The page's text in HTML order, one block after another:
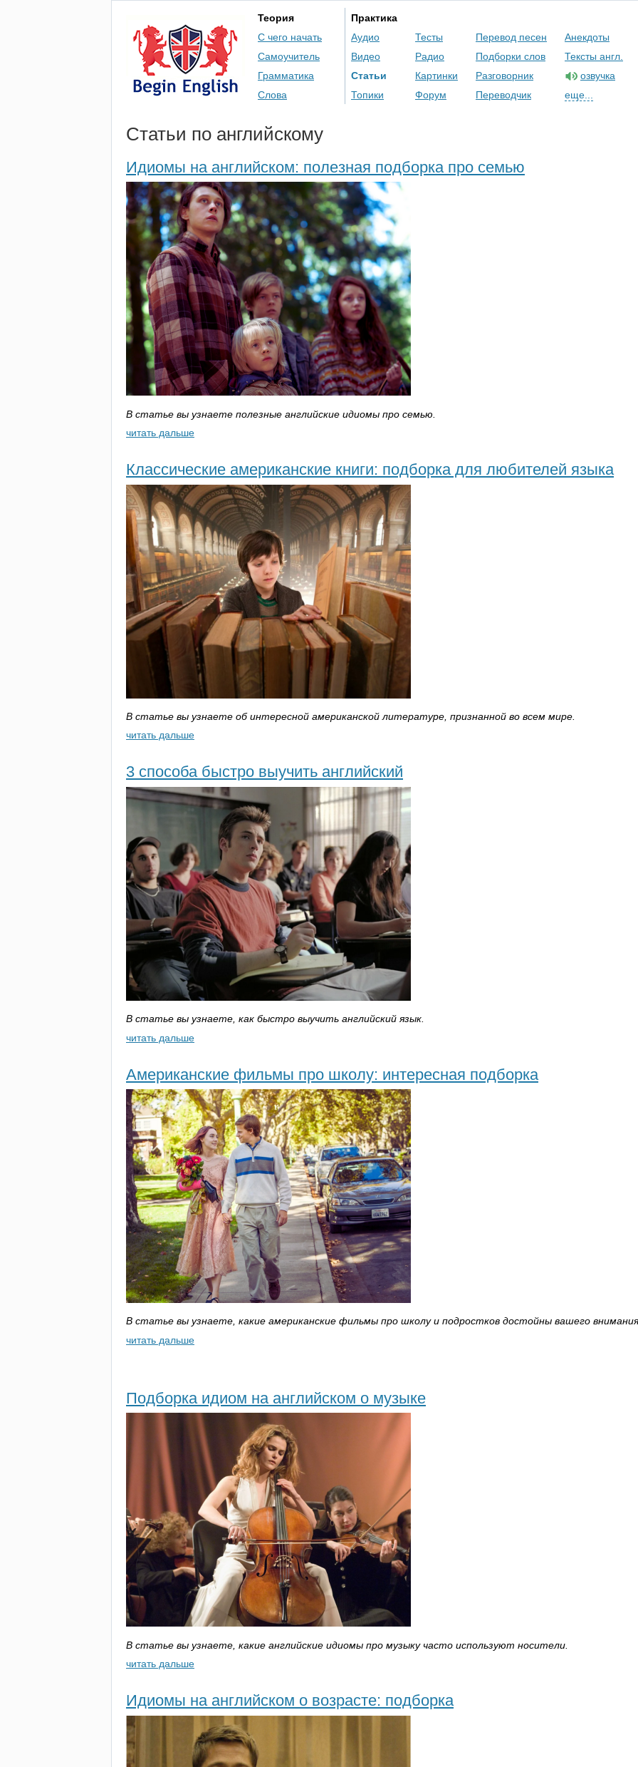
Теория
С чего начать
Самоучитель
Грамматика
Слова
Практика
Аудио
Видео
Статьи
Топики
Тесты
Радио
Картинки
Форум
Перевод песен
Подборки слов
Разговорник
Переводчик
Анекдоты
Тексты англ.
озвучка
еще...
Статьи по английскому
Идиомы на английском: полезная подборка про семью
В статье вы узнаете полезные английские идиомы про семью.
читать дальше
Классические американские книги: подборка для любителей языка
В статье вы узнаете об интересной американской литературе, признанной во всем мире.
читать дальше
3 способа быстро выучить английский
В статье вы узнаете, как быстро выучить английский язык.
читать дальше
Американские фильмы про школу: интересная подборка
В статье вы узнаете, какие американские фильмы про школу и подростков достойны вашего
читать дальше
Подборка идиом на английском о музыке
В статье вы узнаете, какие английские идиомы про музыку часто используют носители.
читать дальше
Идиомы на английском о возрасте: подборка